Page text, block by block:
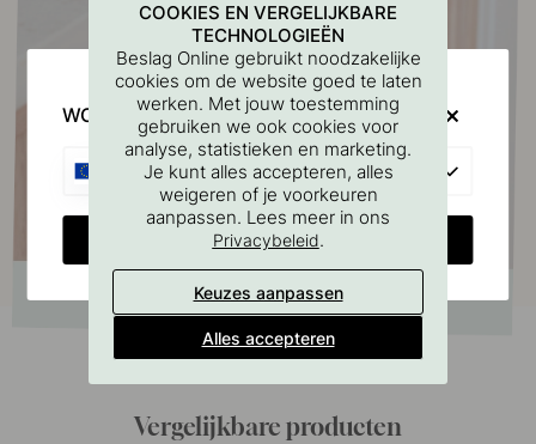
Vergelijkbare producten
COOKIES EN VERGELIJKBARE
TECHNOLOGIEËN
Beslag Online gebruikt noodzakelijke
cookies om de website goed te laten
werken. Met jouw toestemming
gebruiken we ook cookies voor
analyse, statistieken en marketing.
Je kunt alles accepteren, alles
weigeren of je voorkeuren
aanpassen. Lees meer in ons
Privacybeleid.
Keuzes aanpassen
Alles accepteren
WOULD YOU RATHER VISIT?
CHANGE COUNTRY